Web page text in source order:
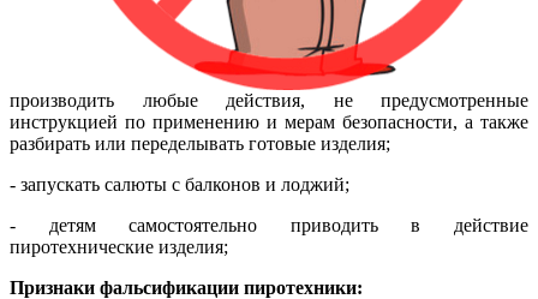
производить любые действия, не предусмотренные
инструкцией по применению и мерам безопасности, а также
разбирать или переделывать готовые изделия;
- запускать салюты с балконов и лоджий;
- детям самостоятельно приводить в действие
пиротехнические изделия;
Признаки фальсификации пиротехники: